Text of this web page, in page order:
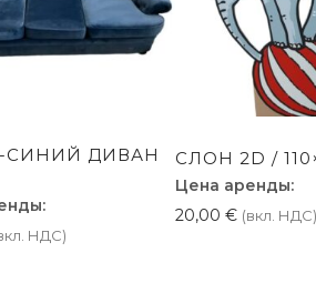
СИНИЙ ДИВАН
НДС)
СЛОН 2D /
Цена аренды:
20,00 € (вкл. НДС)